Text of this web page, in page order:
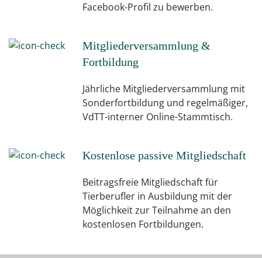
Facebook-Profil zu bewerben.
Mitgliederversammlung &
Fortbildung
Jährliche Mitgliederversammlung mit
Sonderfortbildung und regelmäßiger,
VdTT-interner Online-Stammtisch.
Kostenlose passive Mitgliedschaft
Beitragsfreie Mitgliedschaft für
Tierberufler in Ausbildung mit der
Möglichkeit zur Teilnahme an den
kostenlosen Fortbildungen.